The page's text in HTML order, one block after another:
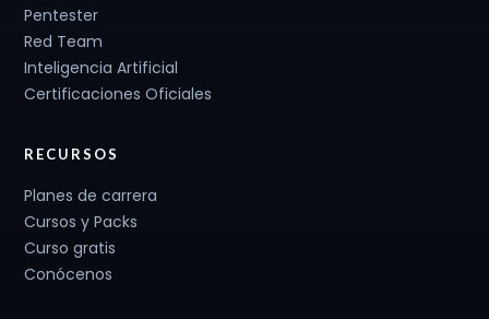
Pentester
Red Team
Inteligencia Artificial
Certificaciones Oficiales
RECURSOS
Planes de carrera
Cursos y Packs
Curso gratis
Conócenos